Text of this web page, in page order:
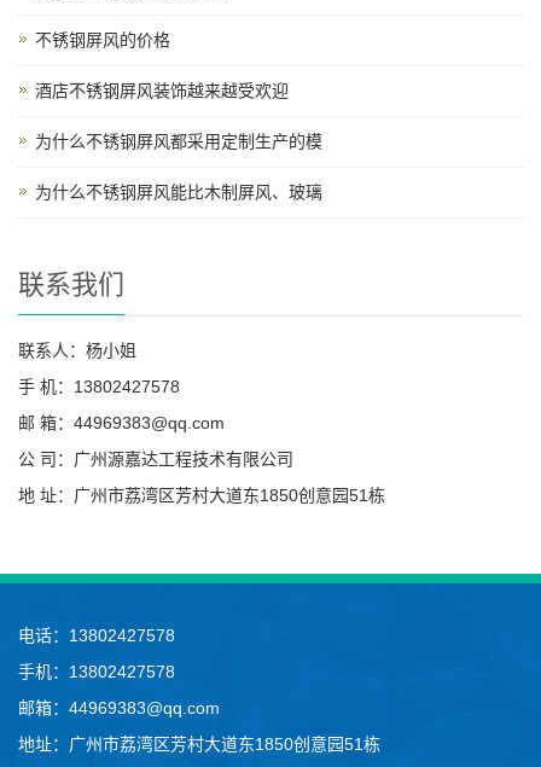
不锈钢屏风的价格
酒店不锈钢屏风装饰越来越受欢迎
为什么不锈钢屏风都采用定制生产的模
为什么不锈钢屏风能比木制屏风、玻璃
联系我们
联系人：杨小姐
手 机：13802427578
邮 箱：44969383@qq.com
公 司：广州源嘉达工程技术有限公司
地 址：广州市荔湾区芳村大道东1850创意园51栋
电话：13802427578
手机：13802427578
邮箱：44969383@qq.com
地址：广州市荔湾区芳村大道东1850创意园51栋